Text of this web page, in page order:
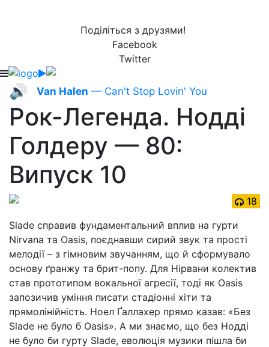
Поділіться з друзями!
Facebook
Twitter
🔊 Van Halen — Can't Stop Lovin' You
Рок-Легенда. Нодді
Голдеру — 80:
Випуск 10
18
Slade справив фундаментальний вплив на гурти
Nirvana та Oasis, поєднавши сирий звук та прості
мелодії – з гімновим звучанням, що й сформувало
основу ґранжу та брит-попу. Для Нірвани колектив
став прототипом вокальної агресії, тоді як Oasis
запозичив уміння писати стадіонні хіти та
прямолінійність. Ноел Ґаллахер прямо казав: «Без
Slade не було б Oasis». А ми знаємо, що без Нодді
не було би гурту Slade, еволюція музики пішла би